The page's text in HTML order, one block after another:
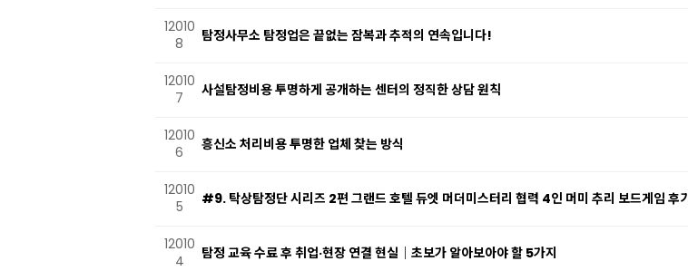
12010
8
탐정사무소 탐정업은 끝없는 잠복과 추적의 연속입니다!
12010
7
사설탐정비용 투명하게 공개하는 센터의 정직한 상담 원칙
12010
6
흥신소 처리비용 투명한 업체 찾는 방식
12010
5
#9. 탁상탐정단 시리즈 2편 그랜드 호텔 듀엣 머더미스터리 협력 4인 머미 추리 보드게임 후기
12010
4
탐정 교육 수료 후 취업·현장 연결 현실｜초보가 알아보아야 할 5가지